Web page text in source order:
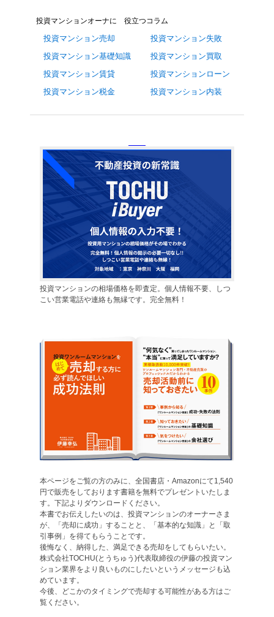
投資マンションオーナに 役立つコラム
投資マンション売却
投資マンション基礎知識
投資マンション賃貸
投資マンション税金
投資マンション失敗
投資マンション買取
投資マンションローン
投資マンション内装
投資マンションの相場価格を即査定。個人情報不要、しつ
こい営業電話や連絡も無縁です。完全無料！
本ページをご覧の方のみに、全国書店・Amazonにて1,540
円で販売をしております書籍を無料でプレゼントいたしま
す。下記よりダウンロードください。
本書でお伝えしたいのは、投資マンションのオーナーさま
が、「売却に成功」することと、「基本的な知識」と「取
引事例」を得てもらうことです。
後悔なく、納得した、満足できる売却をしてもらいたい。
株式会社TOCHU(とうちゅう)代表取締役の伊藤の投資マン
ション業界をより良いものにしたいというメッセージも込
めています。
今後、どこかのタイミングで売却する可能性がある方はご
覧ください。